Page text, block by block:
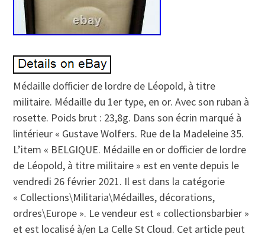
Médaille dofficier de lordre de Léopold, à titre
militaire. Médaille du 1er type, en or. Avec son ruban à
rosette. Poids brut : 23,8g. Dans son écrin marqué à
lintérieur « Gustave Wolfers. Rue de la Madeleine 35.
L’item « BELGIQUE. Médaille en or dofficier de lordre
de Léopold, à titre militaire » est en vente depuis le
vendredi 26 février 2021. Il est dans la catégorie
« Collections\Militaria\Médailles, décorations,
ordres\Europe ». Le vendeur est « collectionsbarbier »
et est localisé à/en La Celle St Cloud. Cet article peut